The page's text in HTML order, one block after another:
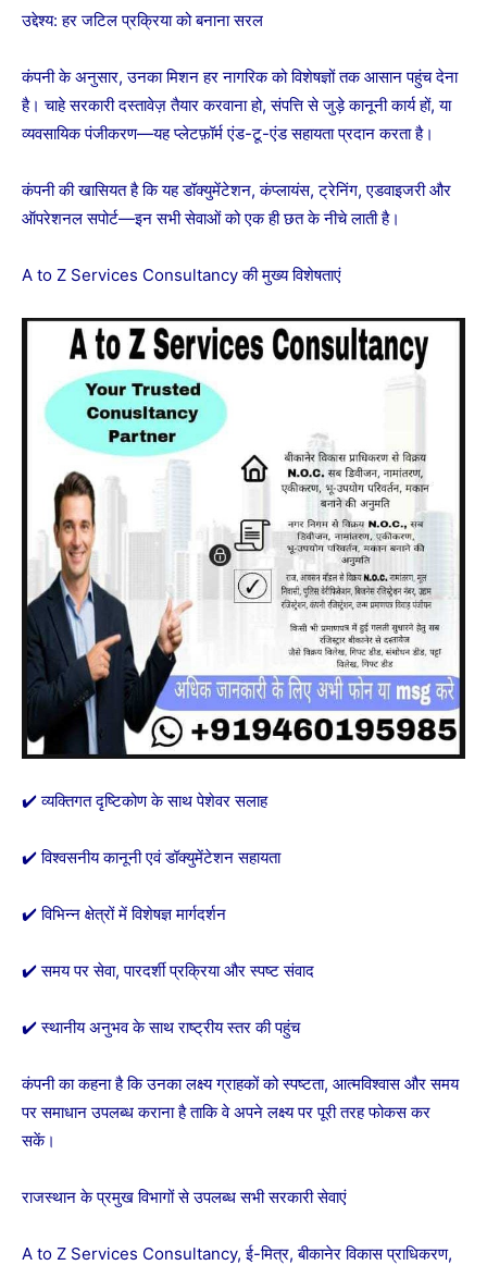
उद्देश्य: हर जटिल प्रक्रिया को बनाना सरल
कंपनी के अनुसार, उनका मिशन हर नागरिक को विशेषज्ञों तक आसान पहुंच देना
है। चाहे सरकारी दस्तावेज़ तैयार करवाना हो, संपत्ति से जुड़े कानूनी कार्य हों, या
व्यवसायिक पंजीकरण—यह प्लेटफ़ॉर्म एंड-टू-एंड सहायता प्रदान करता है।
कंपनी की खासियत है कि यह डॉक्युमेंटेशन, कंप्लायंस, ट्रेनिंग, एडवाइजरी और
ऑपरेशनल सपोर्ट—इन सभी सेवाओं को एक ही छत के नीचे लाती है।
A to Z Services Consultancy की मुख्य विशेषताएं
✔️ व्यक्तिगत दृष्टिकोण के साथ पेशेवर सलाह
✔️ विश्वसनीय कानूनी एवं डॉक्युमेंटेशन सहायता
✔️ विभिन्न क्षेत्रों में विशेषज्ञ मार्गदर्शन
✔️ समय पर सेवा, पारदर्शी प्रक्रिया और स्पष्ट संवाद
✔️ स्थानीय अनुभव के साथ राष्ट्रीय स्तर की पहुंच
कंपनी का कहना है कि उनका लक्ष्य ग्राहकों को स्पष्टता, आत्मविश्वास और समय
पर समाधान उपलब्ध कराना है ताकि वे अपने लक्ष्य पर पूरी तरह फोकस कर
सकें।
राजस्थान के प्रमुख विभागों से उपलब्ध सभी सरकारी सेवाएं
A to Z Services Consultancy, ई-मित्र, बीकानेर विकास प्राधिकरण,